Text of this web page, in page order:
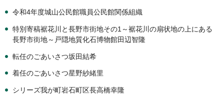
令和4年度城山公民館職員公民館関係組織
特別寄稿裾花川と長野市街地その1～裾花川の扇状地の上にある
長野市街地～戸隠地質化石博物館田辺智隆
転任のごあいさつ坂田結希
着任のごあいさつ星野紗緒里
シリーズ我が町岩石町区長高橋幸隆